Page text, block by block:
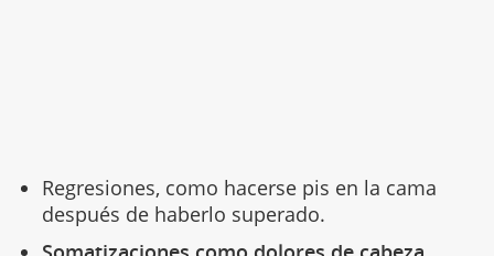
Regresiones, como hacerse pis en la cama
después de haberlo superado.